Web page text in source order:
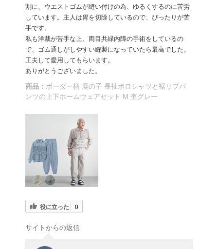
割に、ウエストゴムが縫い付けの為、ゆるくするのに苦労
しています。主人は胃を切除しているので、ぴったりが苦
手です。
私も洋裁が苦手な上、両目共緑内障の手術をしているの
で、ゴム通しがしやすい縫製になっていたら最高でした。
工夫して愛用してもらいます。
ありがとうございました。
商品： ボーダー柄 鹿の子 長袖ポロシャツと裾リブパ
ンツの上下ホームウェアセット M 杢グレー
役に立った 0
サイトからの返信